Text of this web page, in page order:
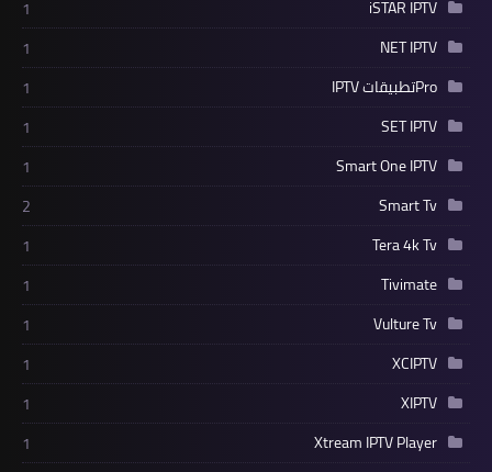
iSTAR IPTV
1
NET IPTV
1
Proتطبيقات IPTV
1
SET IPTV
1
Smart One IPTV
1
Smart Tv
2
Tera 4k Tv
1
Tivimate
1
Vulture Tv
1
XCIPTV
1
XIPTV
1
Xtream IPTV Player
1